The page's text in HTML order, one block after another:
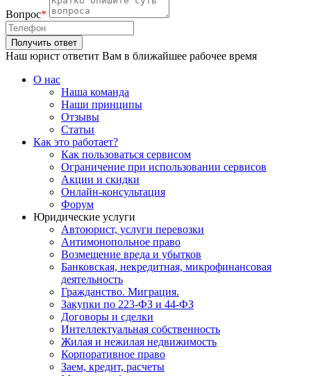
Вопрос*
Наш юрист ответит Вам в ближайшее рабочее время
О нас
Наша команда
Наши принципы
Отзывы
Статьи
Как это работает?
Как пользоваться сервисом
Ограничение при использовании сервисов
Акции и скидки
Онлайн-консультация
Форум
Юридические услуги
Автоюрист, услуги перевозки
Антимонопольное право
Возмещение вреда и убытков
Банковская, некредитная, микрофинансовая
деятельность
Гражданство. Миграция.
Закупки по 223-ФЗ и 44-ФЗ
Договоры и сделки
Интеллектуальная собственность
Жилая и нежилая недвижимость
Корпоративное право
Заем, кредит, расчеты